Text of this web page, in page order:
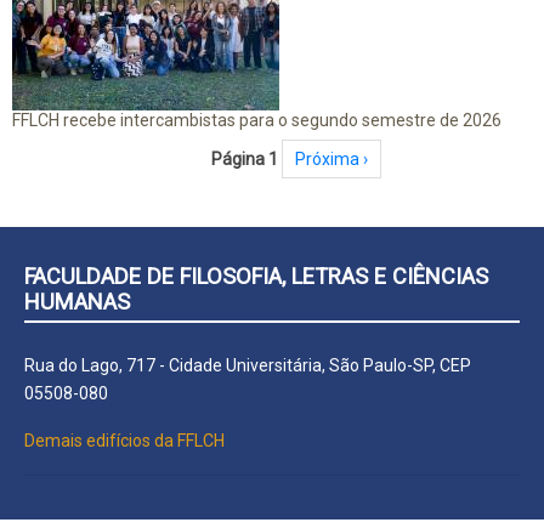
FFLCH recebe intercambistas para o segundo semestre de 2026
Página 1 Próxima página
Próxima ›
FACULDADE DE FILOSOFIA, LETRAS E CIÊNCIAS
HUMANAS
Rua do Lago, 717 - Cidade Universitária, São Paulo-SP, CEP
05508-080
Demais edifícios da FFLCH